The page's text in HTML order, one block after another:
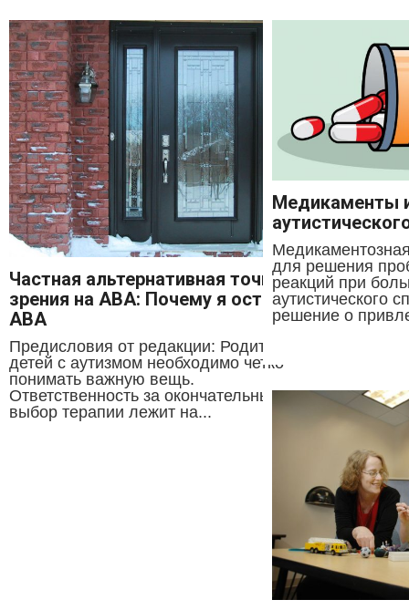
Частная альтернативная точка
зрения на ABA: Почему я оставила
ABA
Предисловия от редакции: Родителям
детей с аутизмом необходимо четко
понимать важную вещь.
Ответственность за окончательный
выбор терапии лежит на...
Медикаменты
для решения
реакций при
аутистического
решение о